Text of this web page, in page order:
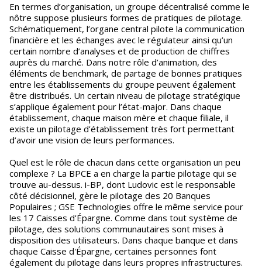
En termes d’organisation, un groupe décentralisé comme le
nôtre suppose plusieurs formes de pratiques de pilotage.
Schématiquement, l’organe central pilote la communication
financière et les échanges avec le régulateur ainsi qu’un
certain nombre d’analyses et de production de chiffres
auprès du marché. Dans notre rôle d’animation, des
éléments de benchmark, de partage de bonnes pratiques
entre les établissements du groupe peuvent également
être distribués. Un certain niveau de pilotage stratégique
s’applique également pour l’état-major. Dans chaque
établissement, chaque maison mère et chaque filiale, il
existe un pilotage d’établissement très fort permettant
d’avoir une vision de leurs performances.
Quel est le rôle de chacun dans cette organisation un peu
complexe ? La BPCE a en charge la partie pilotage qui se
trouve au-dessus. i-BP, dont Ludovic est le responsable
côté décisionnel, gère le pilotage des 20 Banques
Populaires ; GSE Technologies offre le même service pour
les 17 Caisses d'Épargne. Comme dans tout système de
pilotage, des solutions communautaires sont mises à
disposition des utilisateurs. Dans chaque banque et dans
chaque Caisse d'Épargne, certaines personnes font
également du pilotage dans leurs propres infrastructures.